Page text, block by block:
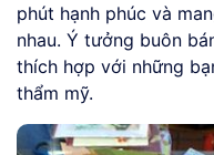
phút hạnh phúc và
nhau. Ý tưởng buôn
thích hợp với những
thẩm mỹ.